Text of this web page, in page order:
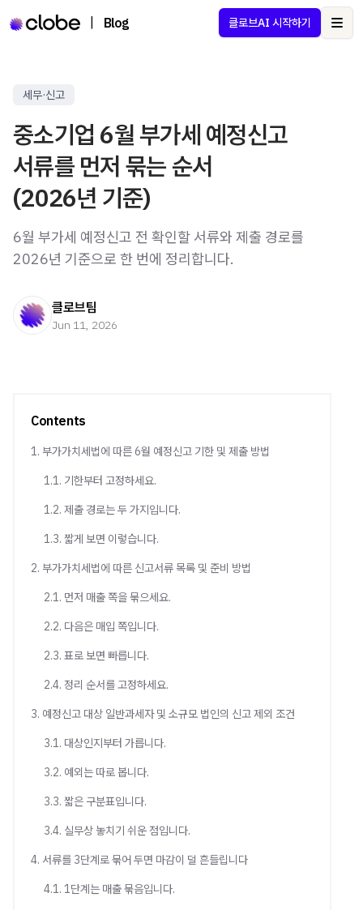
Blog 클로브AI 시작하기
세무·신고
중소기업 6월 부가세 예정신고
서류를 먼저 묶는 순서
(2026년 기준)
6월 부가세 예정신고 전 확인할 서류와 제출 경로를
2026년 기준으로 한 번에 정리합니다.
클로브팀
Jun 11, 2026
Contents
1. 부가가치세법에 따른 6월 예정신고 기한 및 제출 방법
1.1. 기한부터 고정하세요.
1.2. 제출 경로는 두 가지입니다.
1.3. 짧게 보면 이렇습니다.
2. 부가가치세법에 따른 신고서류 목록 및 준비 방법
2.1. 먼저 매출 쪽을 묶으세요.
2.2. 다음은 매입 쪽입니다.
2.3. 표로 보면 빠릅니다.
2.4. 정리 순서를 고정하세요.
3. 예정신고 대상 일반과세자 및 소규모 법인의 신고 제외 조건
3.1. 대상인지부터 가릅니다.
3.2. 예외는 따로 봅니다.
3.3. 짧은 구분표입니다.
3.4. 실무상 놓치기 쉬운 점입니다.
4. 서류를 3단계로 묶어 두면 마감이 덜 흔들립니다
4.1. 1단계는 매출 묶음입니다.